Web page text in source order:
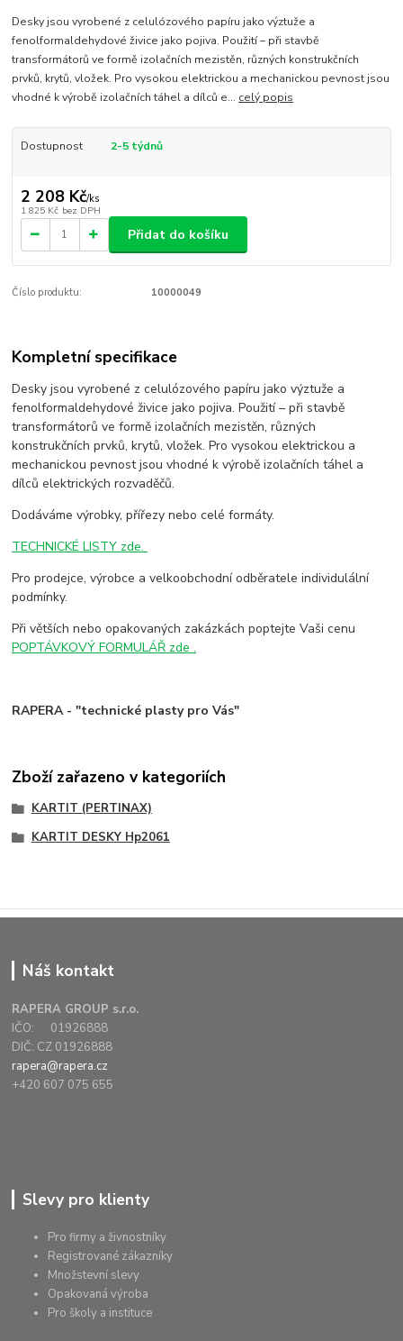
Desky jsou vyrobené z celulózového papíru jako výztuže a
fenolformaldehydové živice jako pojiva. Použití – při stavbě
transformátorů ve formě izolačních mezistěn, různých konstrukčních
prvků, krytů, vložek. Pro vysokou elektrickou a mechanickou pevnost jsou
vhodné k výrobě izolačních táhel a dílců e... celý popis
Dostupnost 2-5 týdnů
2 208 Kč/ks
1 825 Kč bez DPH
Přidat do košíku
Číslo produktu: 10000049
Kompletní specifikace
Desky jsou vyrobené z celulózového papíru jako výztuže a
fenolformaldehydové živice jako pojiva. Použití – při stavbě
transformátorů ve formě izolačních mezistěn, různých
konstrukčních prvků, krytů, vložek. Pro vysokou elektrickou a
mechanickou pevnost jsou vhodné k výrobě izolačních táhel a
dílců elektrických rozvaděčů.
Dodáváme výrobky, přířezy nebo celé formáty.
TECHNICKÉ LISTY zde.
Pro prodejce, výrobce a velkoobchodní odběratele individulální
podmínky.
Při větších nebo opakovaných zakázkách poptejte Vaši cenu
POPTÁVKOVÝ FORMULÁŘ zde .
RAPERA - "technické plasty pro Vás"
Zboží zařazeno v kategoriích
KARTIT (PERTINAX)
KARTIT DESKY Hp2061
Náš kontakt
RAPERA GROUP s.r.o.
IČO: 01926888
DIČ: CZ 01926888
rapera@rapera.cz
+420 607 075 655
Slevy pro klienty
Pro firmy a živnostníky
Registrované zákazníky
Množstevní slevy
Opakovaná výroba
Pro školy a instituce